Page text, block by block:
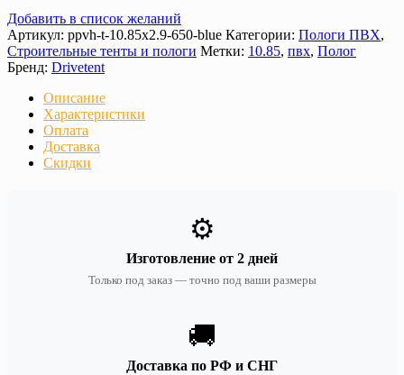
Добавить в список желаний
Артикул: ppvh-t-10.85х2.9-650-blue Категории: Пологи ПВХ,
Строительные тенты и пологи Метки: 10.85, пвх, Полог
Бренд: Drivetent
Описание
Характеристики
Оплата
Доставка
Скидки
⚙️
Изготовление от 2 дней
Только под заказ — точно под ваши размеры
🚚
Доставка по РФ и СНГ